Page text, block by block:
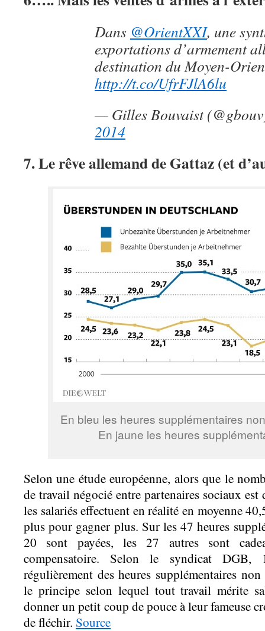
Dans @OrientXXI, une
exportations d’armement
destination du Moyen-
http://t.co/UfrFJlA6lu
— Gilles Bouvaist
2014
7. Le rêve allemand de Gattaz (et
En bleu les heures supplémentaires
En jaune les heures
Selon une étude européenne, alors que le
de travail négocié entre partenaires sociaux est
les salariés effectuent en réalité en moyenne
plus pour gagner plus. Sur les 47 heures
20 sont payées, les 27 autres sont
compensatoire. Selon le syndicat
régulièrement des heures supplémentaires
le principe selon lequel tout travail mérite
donner un petit coup de pouce à leur fameuse
de fléchir. Source